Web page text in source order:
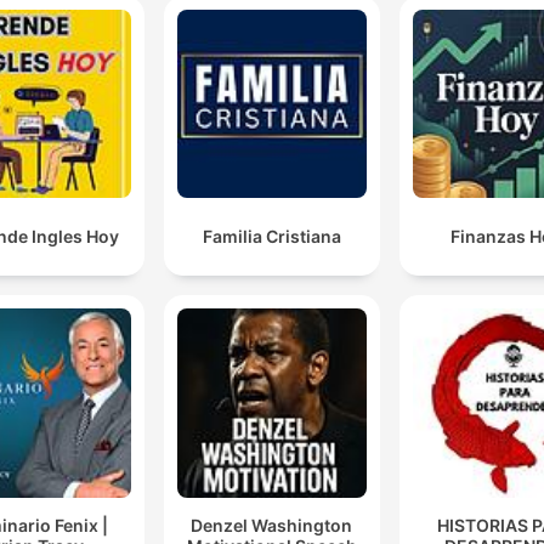
Ingles Hoy Familia Cristiana Finanzas
Fenix |
Denzel Washington
HISTORIAS